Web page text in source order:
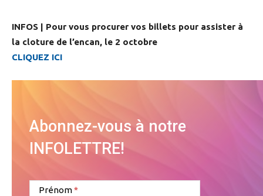
INFOS | Pour vous procurer vos billets pour assister à
la cloture de l’encan, le 2 octobre
CLIQUEZ ICI
Abonnez-vous à notre
INFOLETTRE!
Prénom